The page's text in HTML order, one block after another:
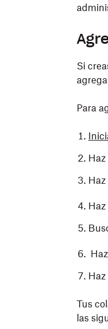
Si
Para
Tus
las